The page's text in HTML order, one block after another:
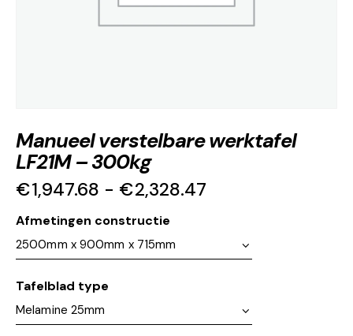
Manueel verstelbare werktafel
LF21M – 300kg
€1,947.68 - €2,328.47
Afmetingen constructie
Tafelblad type